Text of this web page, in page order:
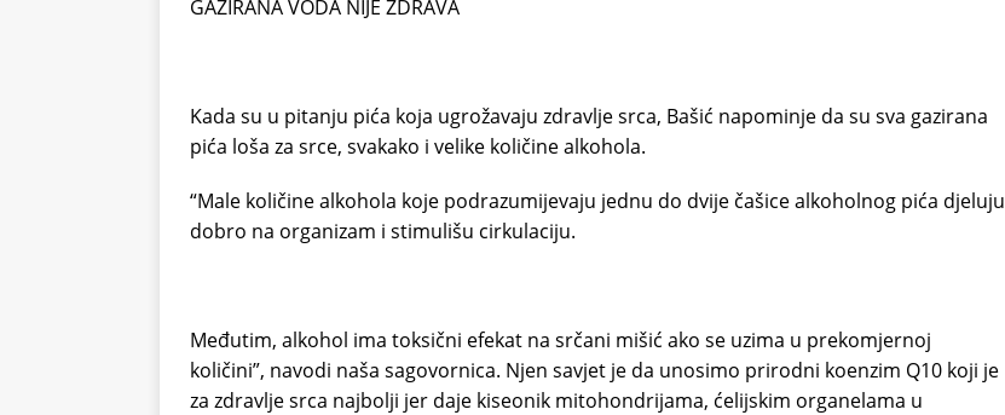
GAZIRANA VODA NIJE ZDRAVA
Kada su u pitanju pića koja ugrožavaju zdravlje srca, Bašić napominje da su sva gazirana
pića loša za srce, svakako i velike količine alkohola.
“Male količine alkohola koje podrazumijevaju jednu do dvije čašice alkoholnog pića djeluju
dobro na organizam i stimulišu cirkulaciju.
Međutim, alkohol ima toksični efekat na srčani mišić ako se uzima u prekomjernoj
količini”, navodi naša sagovornica. Njen savjet je da unosimo prirodni koenzim Q10 koji je
za zdravlje srca najbolji jer daje kiseonik mitohondrijama, ćelijskim organelama u